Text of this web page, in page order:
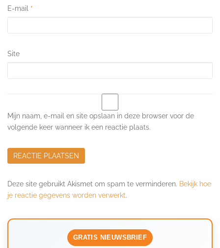
E-mail *
Site
Mijn naam, e-mail en site opslaan in deze browser voor de
volgende keer wanneer ik een reactie plaats.
Deze site gebruikt Akismet om spam te verminderen. Bekijk hoe
je reactie gegevens worden verwerkt.
GRATIS NIEUWSBRIEF